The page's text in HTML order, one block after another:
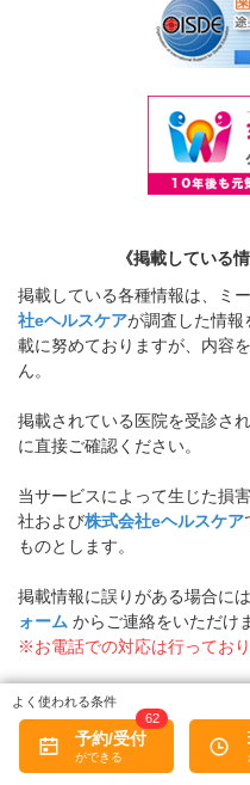
《掲載している
掲載している各種情報は、ミ
社eヘルスケアが調査した情報
載に努めておりますが、内容
ん。
掲載されている医院を受診さ
に直接ご確認ください。
当サービスによって生じた損
社および株式会社eヘルスケア
ものとします。
掲載情報に誤りがある場合に
ォーム からご連絡をいただけ
※お電話での対応は行ってお
病院なびトップ >愛知県
予約/受付
62